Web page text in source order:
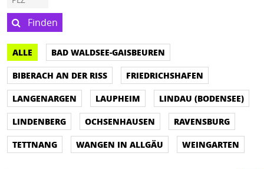
Finden
ALLE
BAD WALDSEE-GAISBEUREN
BIBERACH AN DER RISS
FRIEDRICHSHAFEN
LANGENARGEN
LAUPHEIM
LINDAU (BODENSEE)
LINDENBERG
OCHSENHAUSEN
RAVENSBURG
TETTNANG
WANGEN IN ALLGÄU WEINGARTEN